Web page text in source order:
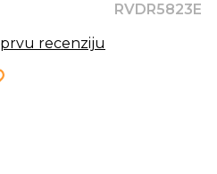
RVDR5823E
prvu recenziju